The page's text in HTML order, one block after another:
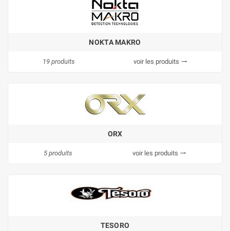
NOKTA MAKRO
19 produits voir les produits trending_flat
ORX
5 produits voir les produits trending_flat
TESORO